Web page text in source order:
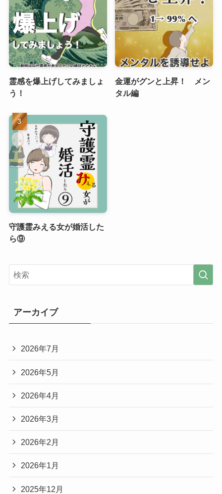
霊感を爆上げしてみましょ
う！
金運がグンと上昇！ メン
タル編
守護霊みえる女が婚活した
ら⑨
アーカイブ
2026年7月
2026年5月
2026年4月
2026年3月
2026年2月
2026年1月
2025年12月